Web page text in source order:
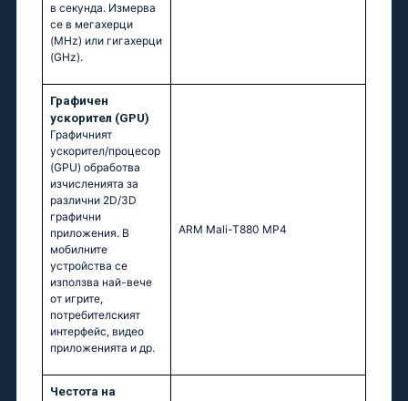
в секунда. Измерва
се в мегахерци
(MHz) или гигахерци
(GHz).
Графичен
ускорител (GPU)
Графичният
ускорител/процесор
(GPU) обработва
изчисленията за
различни 2D/3D
графични
приложения. В
мобилните
устройства се
използва най-вече
от игрите,
потребителският
интерфейс, видео
приложенията и др.
ARM Mali-T880 MP4
Честота на